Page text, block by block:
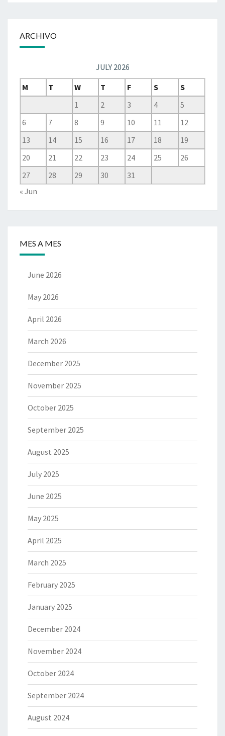
ARCHIVO
JULY 2026
M
T W T F S
S
1
2 3 4
5
6
7 8 9 10 11
12
13
14 15 16 17 18
19
20
21 22 23 24 25
26
27
28 29 30
31
« Jun
MES A MES
June 2026
May 2026
April 2026
March 2026
December 2025
November 2025
October 2025
September 2025
August 2025
July 2025
June 2025
May 2025
April 2025
March 2025
February 2025
January 2025
December 2024
November 2024
October 2024
September 2024
August 2024